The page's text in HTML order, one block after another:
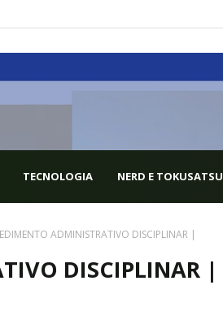
TECNOLOGIA NERD E TOKUSATSU
ADMINISTRATIVO DISCIPLINAR |
DISCIPLINAR |